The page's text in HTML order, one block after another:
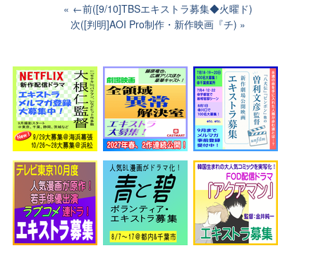
←前([9/10]TBSエキストラ募集◆火曜ド)
次([判明]AOI Pro制作・新作映画『チ)